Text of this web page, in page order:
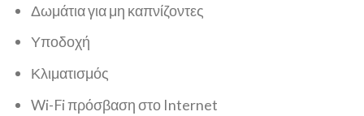
Δωμάτια για μη καπνίζοντες
Υποδοχή
Κλιματισμός
Wi-Fi πρόσβαση στο Internet